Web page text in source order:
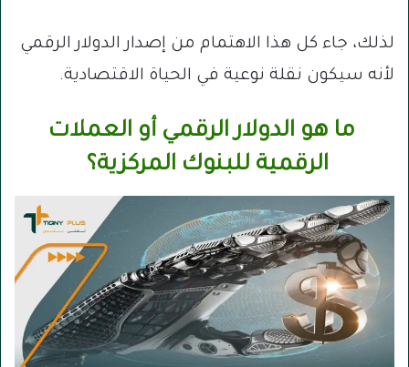
لذلك، جاء كل هذا الاهتمام من إصدار الدولار الرقمي
لأنه سيكون نقلة نوعية في الحياة الاقتصادية.
ما هو الدولار الرقمي أو العملات
الرقمية للبنوك المركزية؟